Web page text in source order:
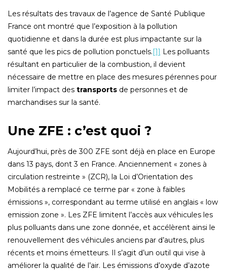
Les résultats des travaux de l’agence de Santé Publique
France ont montré que l’exposition à la pollution
quotidienne et dans la durée est plus impactante sur la
santé que les pics de pollution ponctuels.[1] Les polluants
résultant en particulier de la combustion, il devient
nécessaire de mettre en place des mesures pérennes pour
limiter l’impact des transports de personnes et de
marchandises sur la santé.
Une ZFE : c’est quoi ?
Aujourd’hui, près de 300 ZFE sont déjà en place en Europe
dans 13 pays, dont 3 en France. Anciennement « zones à
circulation restreinte » (ZCR), la Loi d’Orientation des
Mobilités a remplacé ce terme par « zone à faibles
émissions », correspondant au terme utilisé en anglais « low
emission zone ». Les ZFE limitent l’accès aux véhicules les
plus polluants dans une zone donnée, et accélèrent ainsi le
renouvellement des véhicules anciens par d’autres, plus
récents et moins émetteurs. Il s’agit d’un outil qui vise à
améliorer la qualité de l’air. Les émissions d’oxyde d’azote